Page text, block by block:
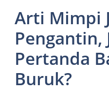
Arti Mimpi
Pengantin,
Pertanda
Buruk?